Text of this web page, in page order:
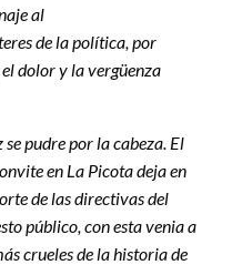
al
de la política, por
dolor y la vergüenza
pudre por la cabeza. El
en La Picota deja en
de las directivas del
público, con esta venia a
crueles de la historia de